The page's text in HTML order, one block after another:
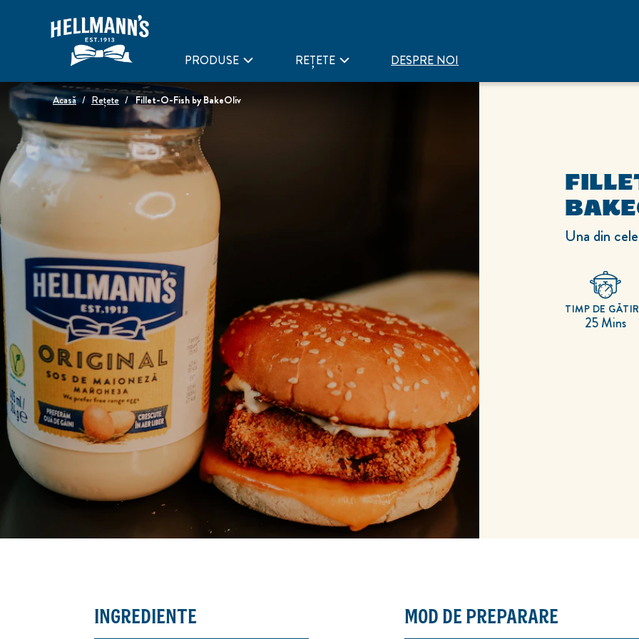
PRODUSE REȚETE DESPRE NOI
Acasă Rețete Fillet-O-Fish by BakeOliv
Una din
25 Mins
TIMP DE
INGREDIENTE MOD DE PREPARARE